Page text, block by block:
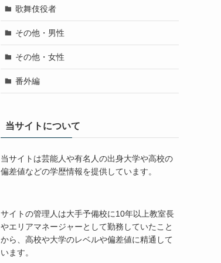
歌舞伎役者
その他・男性
その他・女性
番外編
当サイトについて
当サイトは芸能人や有名人の出身大学や高校の
偏差値などの学歴情報を提供しています。
サイトの管理人は大手予備校に10年以上教室長
やエリアマネージャーとして勤務していたこと
から、高校や大学のレベルや偏差値に精通して
います。